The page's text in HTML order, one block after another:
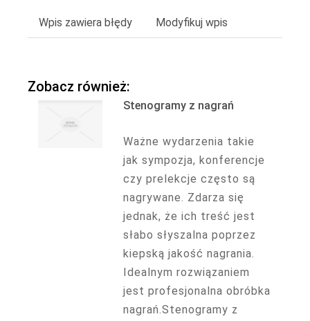
Wpis zawiera błędy Modyfikuj wpis
Zobacz również:
Stenogramy z nagrań
Ważne wydarzenia takie
jak sympozja, konferencje
czy prelekcje często są
nagrywane. Zdarza się
jednak, że ich treść jest
słabo słyszalna poprzez
kiepską jakość nagrania.
Idealnym rozwiązaniem
jest profesjonalna obróbka
nagrań.Stenogramy z